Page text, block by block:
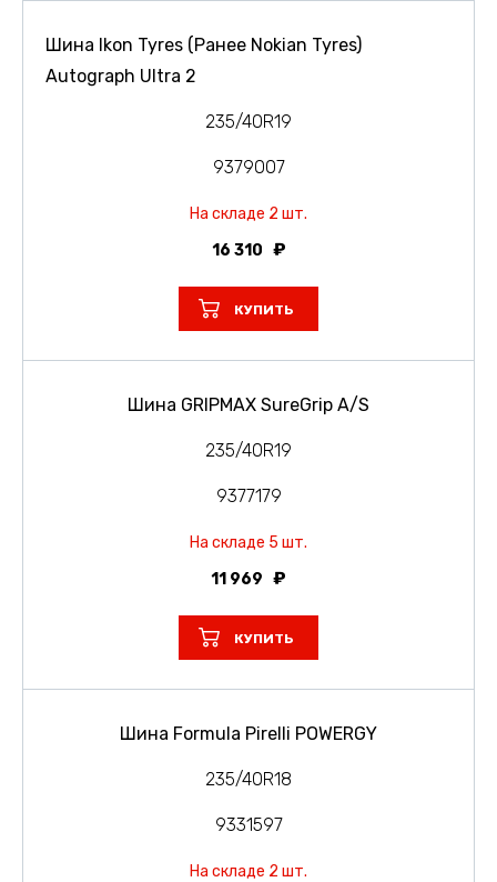
Шина Ikon Tyres (Ранее Nokian Tyres)
Autograph Ultra 2
235/40R19
9379007
На складе 2 шт.
16 310
КУПИТЬ
Шина GRIPMAX SureGrip A/S
235/40R19
9377179
На складе 5 шт.
11 969
КУПИТЬ
Шина Formula Pirelli POWERGY
235/40R18
9331597
На складе 2 шт.